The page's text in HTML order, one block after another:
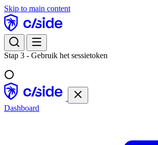
Skip to main content
Stap 3 - Gebruik het sessietoken
Dashboard